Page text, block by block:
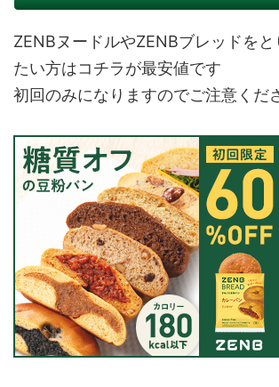
ZENBヌードルやZENBブレッドをと
たい方はコチラが最安値です
初回のみになりますのでご注意くだ